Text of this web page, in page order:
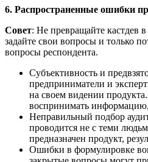
6. Распространенные ошибки
Совет: Не превращайте кастдев
задайте свои вопросы и только
вопросы респондента.
Субъективность и
предприниматели и
на своем видении
воспринимать
Неправильный подбор
проводится не с теми
предназначен продукт,
Ошибки в формулировке